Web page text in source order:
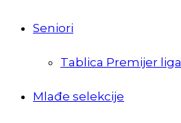
Seniori
Tablica Premijer liga
Mlađe selekcije